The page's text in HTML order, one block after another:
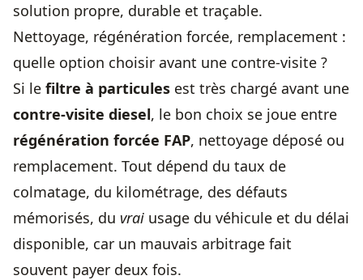
solution propre, durable et traçable.
Nettoyage, régénération forcée, remplacement :
quelle option choisir avant une contre-visite ?
Si le filtre à particules est très chargé avant une
contre-visite diesel, le bon choix se joue entre
régénération forcée FAP, nettoyage déposé ou
remplacement. Tout dépend du taux de
colmatage, du kilométrage, des défauts
mémorisés, du vrai usage du véhicule et du délai
disponible, car un mauvais arbitrage fait
souvent payer deux fois.